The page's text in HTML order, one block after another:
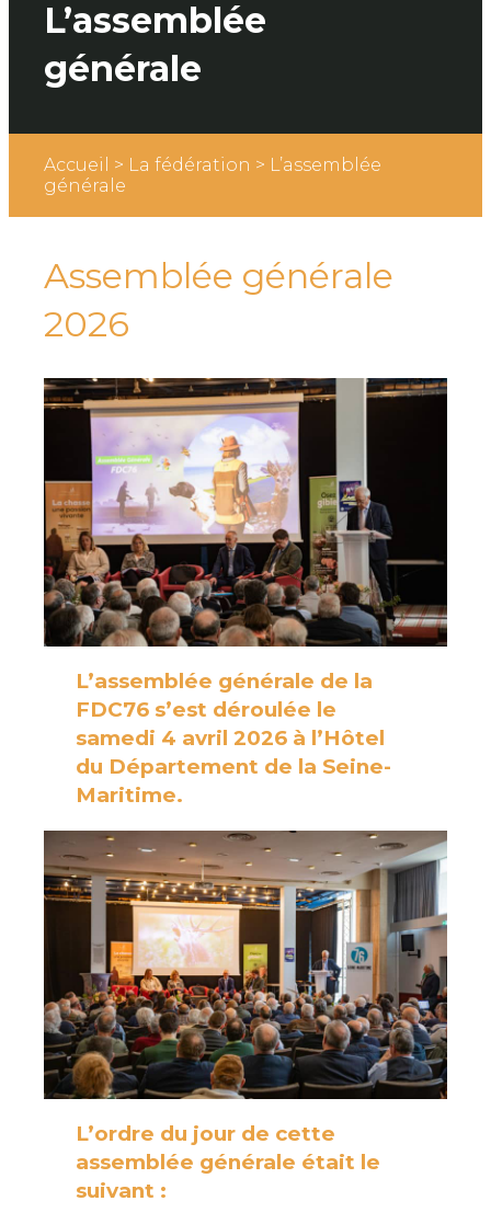
L’assemblée
générale
Accueil > La fédération > L’assemblée
générale
Assemblée générale
2026
L’assemblée générale de la
FDC76 s’est déroulée le
samedi 4 avril 2026 à l’Hôtel
du Département de la Seine-
Maritime.
L’ordre du jour de cette
assemblée générale était le
suivant :